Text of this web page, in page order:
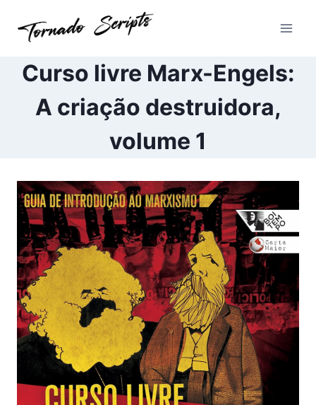
para
Conteúdo
Curso livre Marx-Engels:
A criação destruidora,
volume 1